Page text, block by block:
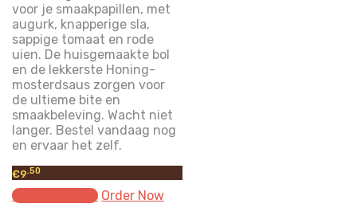
voor je smaakpapillen, met
augurk, knapperige sla,
sappige tomaat en rode
uien. De huisgemaakte bol
en de lekkerste Honing-
mosterdsaus zorgen voor
de ultieme bite en
smaakbeleving. Wacht niet
langer. Bestel vandaag nog
en ervaar het zelf.
€9.50
Select options Order Now